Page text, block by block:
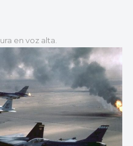
en voz alta.